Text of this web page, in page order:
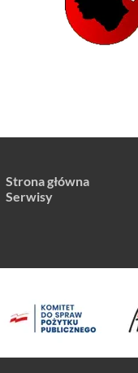
Strona główna
Serwisy